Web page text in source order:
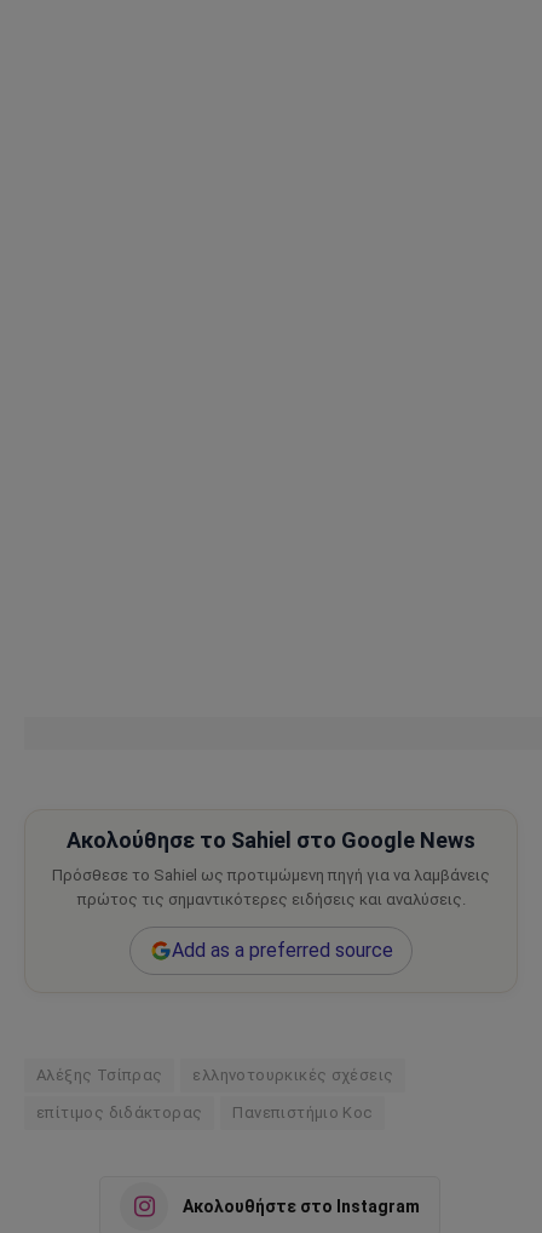
Ακολούθησε το Sahiel στο Google News
Πρόσθεσε το Sahiel ως προτιμώμενη πηγή για να λαμβάνεις
πρώτος τις σημαντικότερες ειδήσεις και αναλύσεις.
Add as a preferred source
Αλέξης Τσίπρας ελληνοτουρκικές σχέσεις
επίτιμος διδάκτορας Πανεπιστήμιο Koc
Ακολουθήστε στο Instagram